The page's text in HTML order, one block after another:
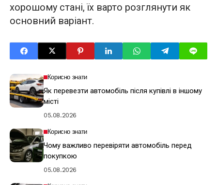
хорошому стані, їх варто розглянути як
основний варіант.
Корисно знати
Як перевезти автомобіль після купівлі в іншому
місті
05.08.2026
Корисно знати
Чому важливо перевіряти автомобіль перед
покупкою
05.08.2026